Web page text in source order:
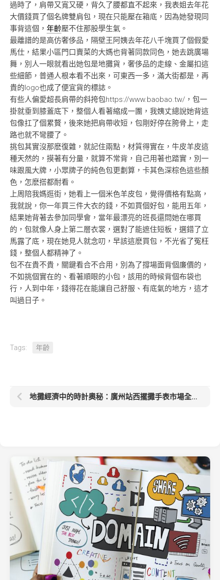
過時了，肩帶又寬又硬，背久了腰都直不起來，我表姐去年花
大價錢買了個名牌雙肩包，現在只能壓在箱底，因為她發現同
事背這個， 年齡壓不住那股學生氣。
最離譜的是高仿奢侈品，隔壁王阿姨去年花八千塊買了個假愛
馬仕，結果小區門口賣菜的大媽也背著同款同色，她去跳廣場
舞，別人一眼就看出她包是地攤貨，奢侈品的走線、金屬扣這
些細節，普通人根本看不出來，可東西一多，滿大街都是，再
貴的logo也成了便宜貨的標誌。
有些人偏愛超長肩帶的斜挎包https://www.baobao.tw/，包一
掛就垂到膝蓋底下，整個人看著縮成一團，我姨丈總說她背這
包像扛了個累贅，後來她把肩帶收短，包剛好停在胯骨上，走
路也就不彎腰了。
挑包其實沒那麽復雜，就記住兩點，材質得實在，牛皮羊皮這
種天然的，摸著有分量，就算不常背，自己用著也踏實，別一
味跟風大牌，小眾牌子的純色包更劃算，卡其色深棕色這些顏
色，怎麽搭都耐看。
上周陪我媽逛街，她看上一個米色羊皮包，覺得價格有點高，
我就說，你一年買三件大衣的錢，不如買個好包，能用五年，
結果她背著去參加同學會，當年最漂亮的班長還問她在哪買
的，包就像人身上第二層衣裳，選對了能遮住短板，選錯了立
馬露了底，現在她見人就念叨，早該這麽買包，不光省了冤枉
錢，整個人都精神了。
包不在貴不貴，關鍵看合不合用，別為了撐場面背個廉價的，
不如挑個實在的、看著順眼的小包，該用的時候背個布袋也
行，人到中年，錢得花在能讓自己舒服、有底氣的地方，這才
叫過日子。
Tags: 年齡
地攤經濟中的時計奧秘：廣州站西擺攤手表市場全解析